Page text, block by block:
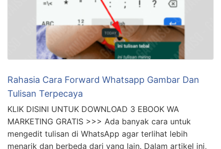
Rahasia Cara Forward Whatsapp Gambar Dan